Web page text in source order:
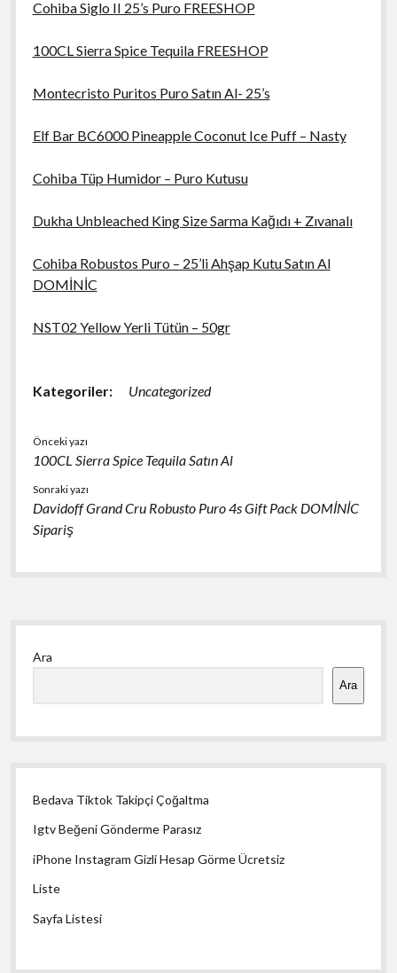
Cohiba Siglo II 25’s Puro FREESHOP
100CL Sierra Spice Tequila FREESHOP
Montecristo Puritos Puro Satın Al- 25’s
Elf Bar BC6000 Pineapple Coconut Ice Puff – Nasty
Cohiba Tüp Humidor – Puro Kutusu
Dukha Unbleached King Size Sarma Kağıdı + Zıvanalı
Cohiba Robustos Puro – 25’li Ahşap Kutu Satın Al
DOMİNİC
NST02 Yellow Yerli Tütün – 50gr
Kategoriler: Uncategorized
Önceki yazı
100CL Sierra Spice Tequila Satın Al
Sonraki yazı
Davidoff Grand Cru Robusto Puro 4s Gift Pack DOMİNİC
Sipariş
Yan
Menü
Ara
Ara
Bedava Tiktok Takipçi Çoğaltma
Igtv Beğeni Gönderme Parasız
iPhone Instagram Gizli Hesap Görme Ücretsiz
Liste
Sayfa Listesi